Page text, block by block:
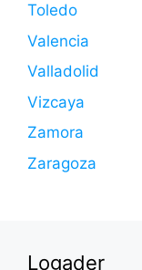
Toledo
Valencia
Valladolid
Vizcaya
Zamora
Zaragoza
Logader